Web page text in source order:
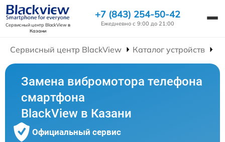
Сервисный центр BlackViewв
Казани
+7 (843) 254-50-42
Ежедневно с 9:00 до 21:00
Сервисный центр BlackView Каталог устройств
Замена вибромотора телефона
смартфона
BlackView в Казани
Официальный сервис